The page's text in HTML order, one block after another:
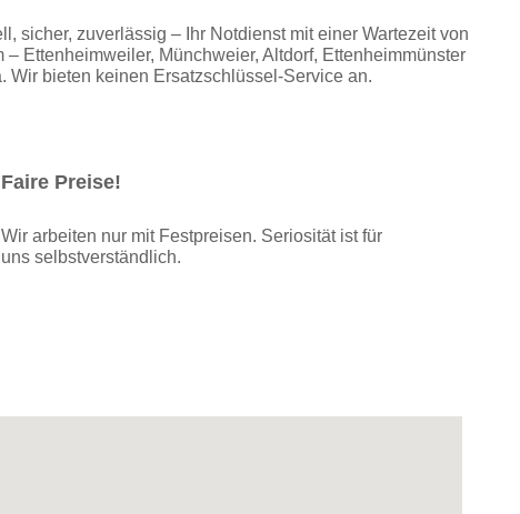
sicher, zuverlässig – Ihr Notdienst mit einer Wartezeit von
Ettenheimweiler, Münchweier, Altdorf, Ettenheimmünster
Wir bieten keinen Ersatzschlüssel-Service an.
Faire Preise!
Wir arbeiten nur mit Festpreisen. Seriosität ist für
uns selbstverständlich.